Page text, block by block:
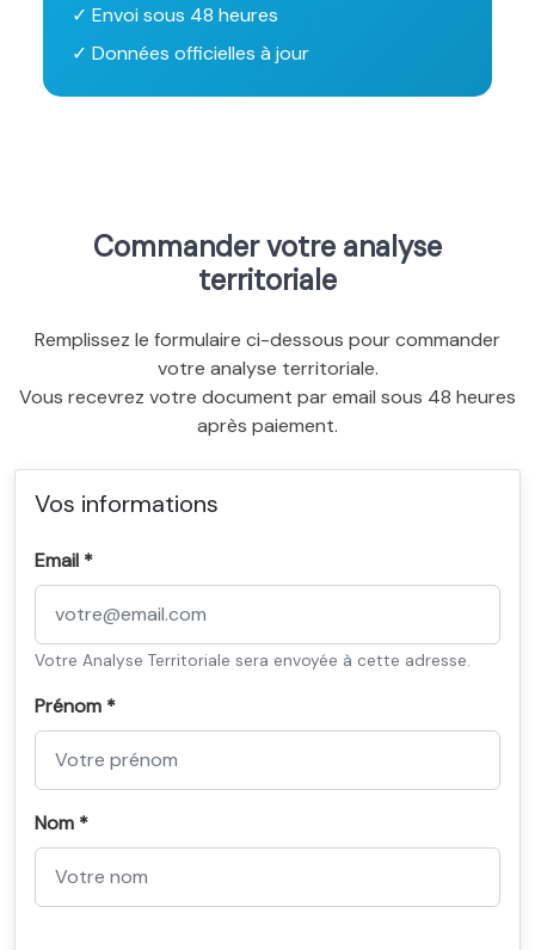
✓ Envoi sous 48 heures
✓ Données officielles à jour
Commander votre analyse
territoriale
Remplissez le formulaire ci-dessous pour commander
votre analyse territoriale.
Vous recevrez votre document par email sous 48 heures
après paiement.
Vos informations
Email *
Votre Analyse Territoriale sera envoyée à cette adresse.
Prénom *
Nom *